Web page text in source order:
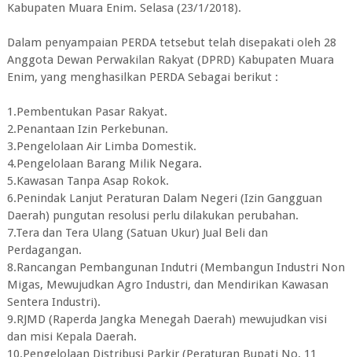
Kabupaten Muara Enim. Selasa (23/1/2018).
Dalam penyampaian PERDA tetsebut telah disepakati oleh 28
Anggota Dewan Perwakilan Rakyat (DPRD) Kabupaten Muara
Enim, yang menghasilkan PERDA Sebagai berikut :
1.Pembentukan Pasar Rakyat.
2.Penantaan Izin Perkebunan.
3.Pengelolaan Air Limba Domestik.
4.Pengelolaan Barang Milik Negara.
5.Kawasan Tanpa Asap Rokok.
6.Penindak Lanjut Peraturan Dalam Negeri (Izin Gangguan
Daerah) pungutan resolusi perlu dilakukan perubahan.
7.Tera dan Tera Ulang (Satuan Ukur) Jual Beli dan
Perdagangan.
8.Rancangan Pembangunan Indutri (Membangun Industri Non
Migas, Mewujudkan Agro Industri, dan Mendirikan Kawasan
Sentera Industri).
9.RJMD (Raperda Jangka Menegah Daerah) mewujudkan visi
dan misi Kepala Daerah.
10.Pengelolaan Distribusi Parkir (Peraturan Bupati No. 11